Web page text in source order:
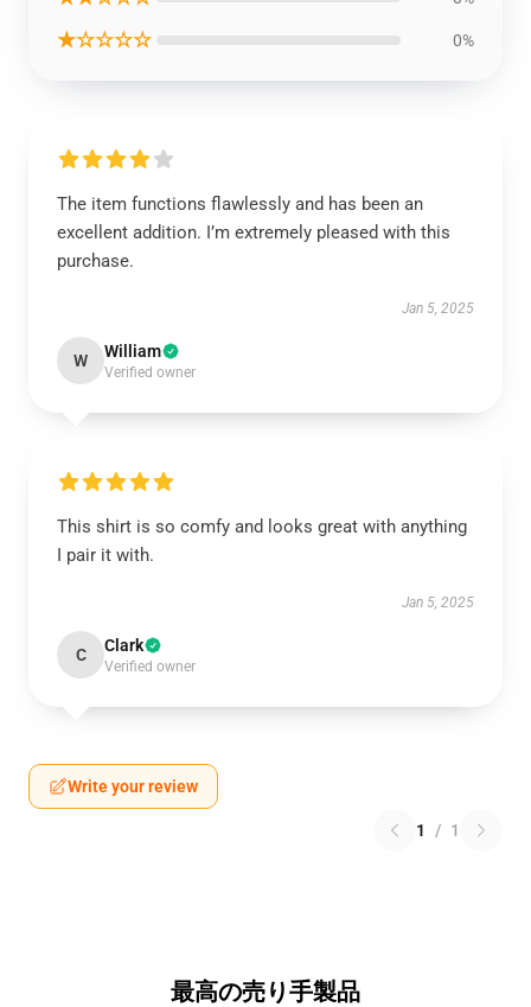
★☆☆☆☆ 0%
The item functions flawlessly and has been an
excellent addition. I’m extremely pleased with this
purchase.
Jan 5, 2025
W William
Verified owner
This shirt is so comfy and looks great with anything
I pair it with.
Jan 5, 2025
C Clark
Verified owner
Write your review
1 / 1
最高の売り手製品